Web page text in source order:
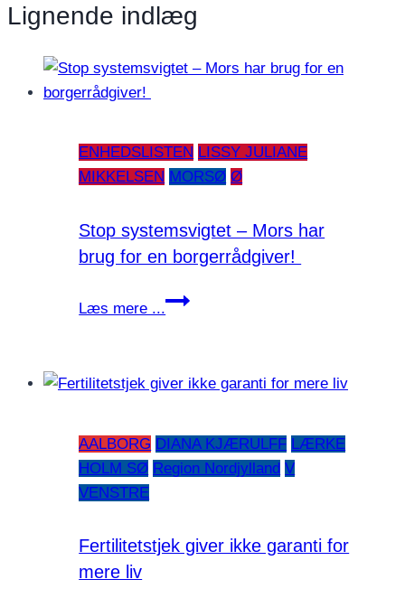
Lignende indlæg
ENHEDSLISTEN LISSY JULIANE
MIKKELSEN MORSØ Ø
Stop systemsvigtet – Mors har
brug for en borgerrådgiver!
Læs mere ...
Stop
for
en
AALBORG DIANA KJÆRULFF LÆRKE
HOLM SØ Region Nordjylland V
VENSTRE
Fertilitetstjek giver ikke garanti for
mere liv